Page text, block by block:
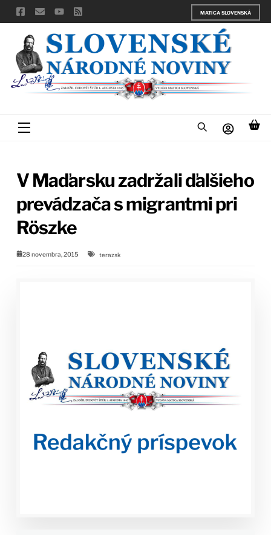
Skip
to
content
MATICA SLOVENSKÁ
Menu
V Maďarsku zadržali ďalšieho
prevádzača s migrantmi pri
Röszke
28 novembra, 2015 terazsk